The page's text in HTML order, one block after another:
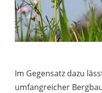
Im Gegensatz dazu
umfangreicher